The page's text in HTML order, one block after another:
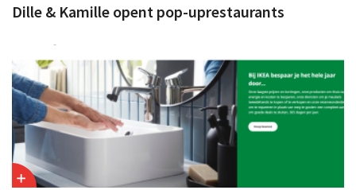
Dille & Kamille opent pop-uprestaurants